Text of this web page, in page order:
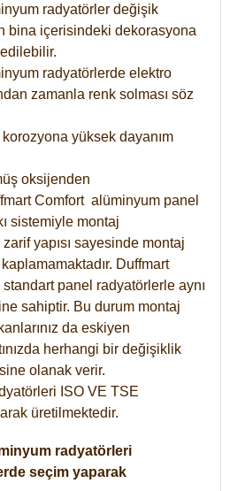
radyatörler değişik
bina içerisindeki dekorasyona
radyatörlerde elektro
zamanla renk solması söz
yüksek dayanım
oksijenden
Comfort alüminyum panel
sistemiyle montaj
yapısı sayesinde montaj
Duffmart
panel radyatörlerle aynı
sahiptir. Bu durum montaj
da eskiyen
herhangi bir değişiklik
olanak verir.
ISO VE TSE
üretilmektedir.
radyatörleri
seçim yaparak